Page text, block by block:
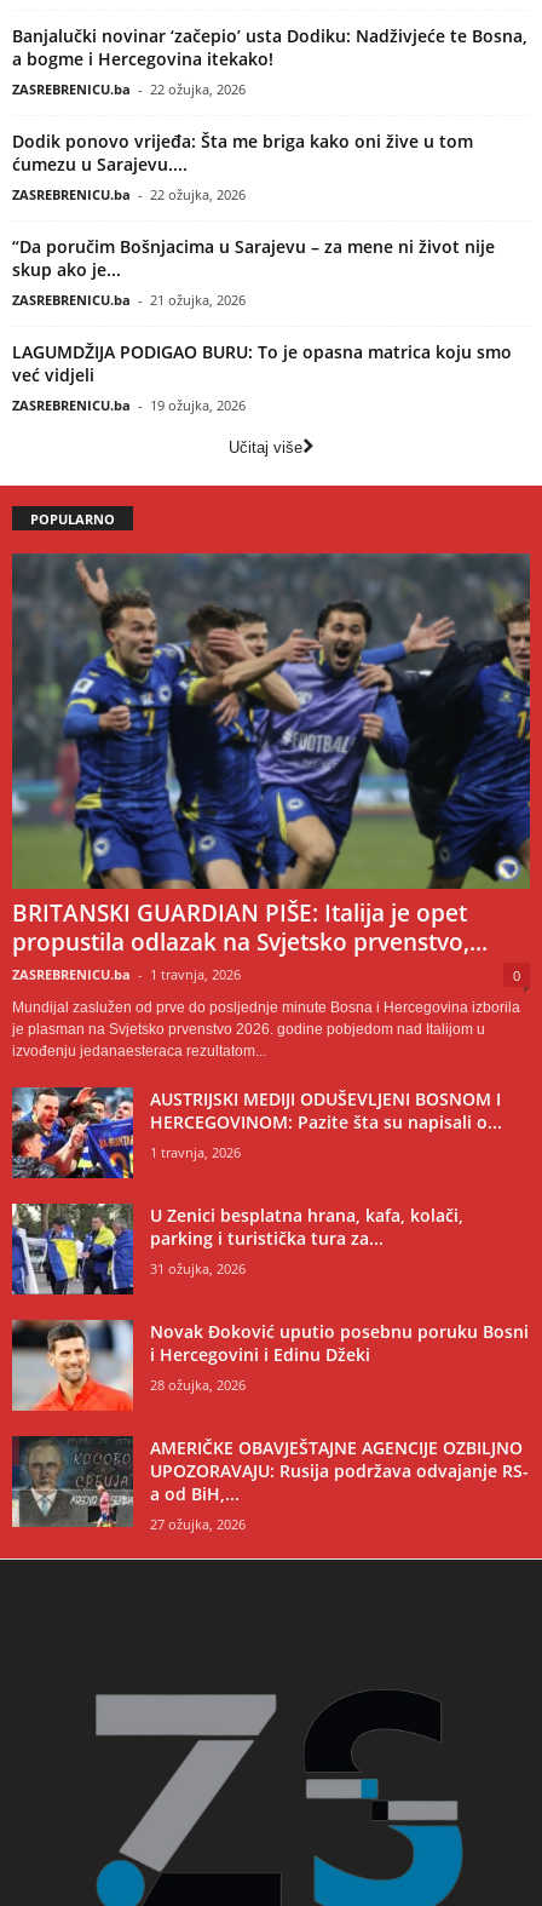
Banjalučki novinar ‘začepio’ usta Dodiku: Nadživjeće te Bosna,
a bogme i Hercegovina itekako!
ZASREBRENICU.ba - 22 ožujka, 2026
Dodik ponovo vrijeđa: Šta me briga kako oni žive u tom
ćumezu u Sarajevu....
ZASREBRENICU.ba - 22 ožujka, 2026
“Da poručim Bošnjacima u Sarajevu – za mene ni život nije
skup ako je...
ZASREBRENICU.ba - 21 ožujka, 2026
LAGUMDŽIJA PODIGAO BURU: To je opasna matrica koju smo
već vidjeli
ZASREBRENICU.ba - 19 ožujka, 2026
Učitaj više
POPULARNO
BRITANSKI GUARDIAN PIŠE: Italija je opet
propustila odlazak na Svjetsko prvenstvo,...
ZASREBRENICU.ba - 1 travnja, 2026 0
Mundijal zaslužen od prve do posljednje minute Bosna i Hercegovina izborila
je plasman na Svjetsko prvenstvo 2026. godine pobjedom nad Italijom u
izvođenju jedanaesteraca rezultatom...
AUSTRIJSKI MEDIJI ODUŠEVLJENI BOSNOM I
HERCEGOVINOM: Pazite šta su napisali o...
1 travnja, 2026
U Zenici besplatna hrana, kafa, kolači,
parking i turistička tura za...
31 ožujka, 2026
Novak Đoković uputio posebnu poruku Bosni
i Hercegovini i Edinu Džeki
28 ožujka, 2026
AMERIČKE OBAVJEŠTAJNE AGENCIJE OZBILJNO
UPOZORAVAJU: Rusija podržava odvajanje RS-
a od BiH,...
27 ožujka, 2026